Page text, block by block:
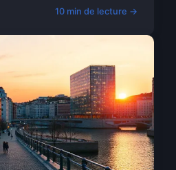
10 min de lecture →